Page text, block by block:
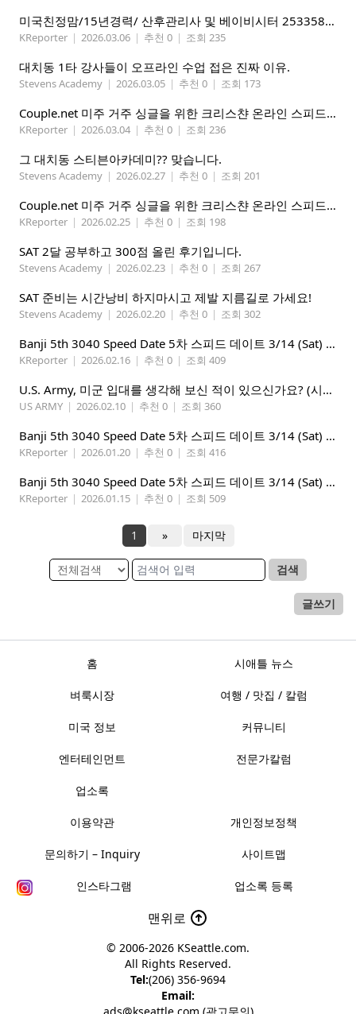
미국친정맘/15년경력/ 산후관리사 및 베이비시터 2533580937 mom1004usa.com / 미주전지역파견업무
KReporter | 2026.03.06 | 추천 0 | 조회 235
대치동 1타 강사들이 오프라인 수업 접은 진짜 이유.
Stevens Academy | 2026.03.05 | 추천 0 | 조회 173
Couple.net 미주 거주 싱글을 위한 크리스챤 온라인 스피드데이트
KReporter | 2026.03.04 | 추천 0 | 조회 236
그 대치동 스티븐아카데미?? 맞습니다.
Stevens Academy | 2026.02.27 | 추천 0 | 조회 201
Couple.net 미주 거주 싱글을 위한 크리스챤 온라인 스피드데이트
KReporter | 2026.02.25 | 추천 0 | 조회 198
SAT 2달 공부하고 300점 올린 후기입니다.
Stevens Academy | 2026.02.23 | 추천 0 | 조회 267
SAT 준비는 시간낭비 하지마시고 제발 지름길로 가세요!
Stevens Academy | 2026.02.20 | 추천 0 | 조회 302
Banji 5th 3040 Speed Date 5차 스피드 데이트 3/14 (Sat) 5-8PM
KReporter | 2026.02.16 | 추천 0 | 조회 409
U.S. Army, 미군 입대를 생각해 보신 적이 있으신가요? (시애틀 미군 입대)
US ARMY | 2026.02.10 | 추천 0 | 조회 360
Banji 5th 3040 Speed Date 5차 스피드 데이트 3/14 (Sat) 5-8PM
KReporter | 2026.01.20 | 추천 0 | 조회 416
Banji 5th 3040 Speed Date 5차 스피드 데이트 3/14 (Sat) 5-8PM
KReporter | 2026.01.15 | 추천 0 | 조회 509
1 » 마지막
검색
글쓰기
홈 시애틀 뉴스
벼룩시장 여행 / 맛집 / 칼럼
미국 정보 커뮤니티
엔터테인먼트 전문가칼럼
업소록
이용약관 개인정보정책
문의하기 – Inquiry 사이트맵
인스타그램 업소록 등록
맨위로
© 2006-2026 KSeattle.com.
All Rights Reserved.
Tel:(206) 356-9694
Email: